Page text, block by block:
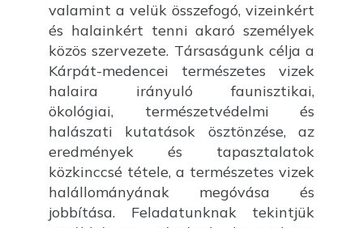
valamint a velük összefogó, vizeinkért
és halainkért tenni akaró személyek
közös szervezete. Társaságunk célja a
Kárpát-medencei természetes vizek
halaira irányuló faunisztikai,
ökológiai, természetvédelmi és
halászati kutatások ösztönzése, az
eredmények és tapasztalatok
közkinccsé tétele, a természetes vizek
halállományának megóvása és
jobbítása. Feladatunknak tekintjük